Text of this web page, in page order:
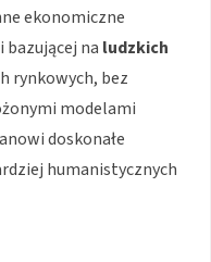
ekonomiczne
bazującej na ludzkich
rynkowych, bez
modelami
doskonałe
humanistycznych